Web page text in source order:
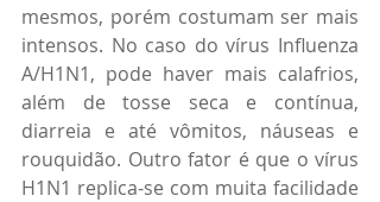
mesmos, porém costumam ser mais
intensos. No caso do vírus Influenza
A/H1N1, pode haver mais calafrios,
além de tosse seca e contínua,
diarreia e até vômitos, náuseas e
rouquidão. Outro fator é que o vírus
H1N1 replica-se com muita facilidade